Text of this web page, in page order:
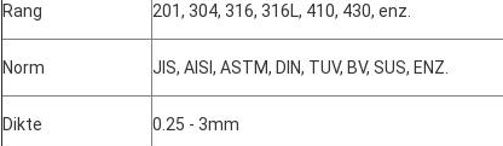
Rang
201, 304, 316, 316L, 410, 430, enz.
Norm JIS, AISI, ASTM, DIN, TUV, BV, SUS, ENZ.
Dikte 0.25 - 3mm